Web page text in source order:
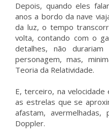
Depois, quando eles
anos a bordo da nave
da luz, o tempo
volta, contando com o
detalhes, não
personagem, mas,
Teoria da Relatividade.
E, terceiro, na velocidade
as estrelas que se
afastam,
Doppler.